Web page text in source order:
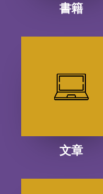
書籍
文章